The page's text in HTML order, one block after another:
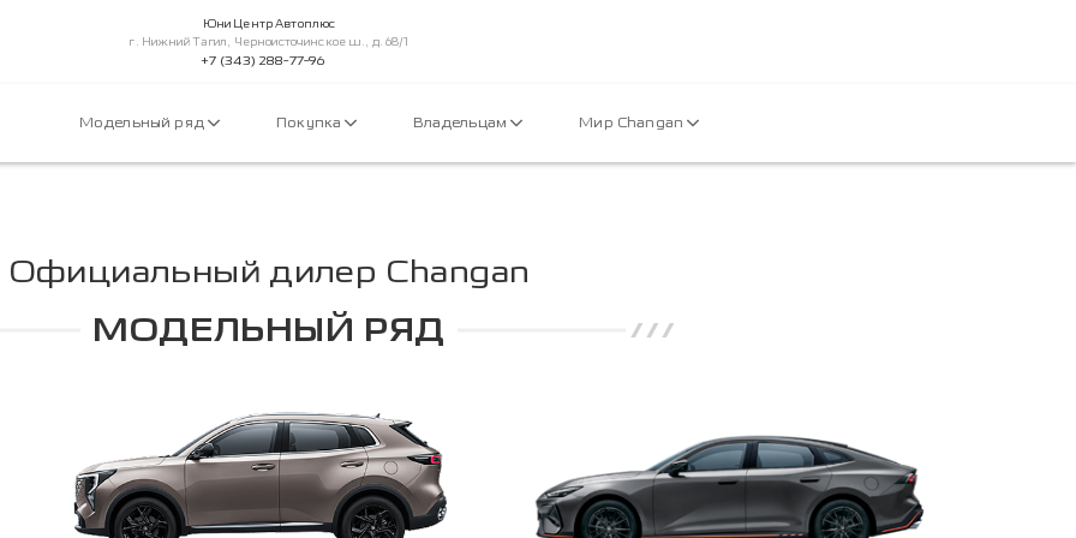
Юни Центр Автоплюс
г. Нижний Тагил, Черноисточинское ш., д. 68/1
+7 (343) 288-77-96
Модельный ряд Покупка Владельцам Мир Changan
Официальный дилер Changan
МОДЕЛЬНЫЙ РЯД ///